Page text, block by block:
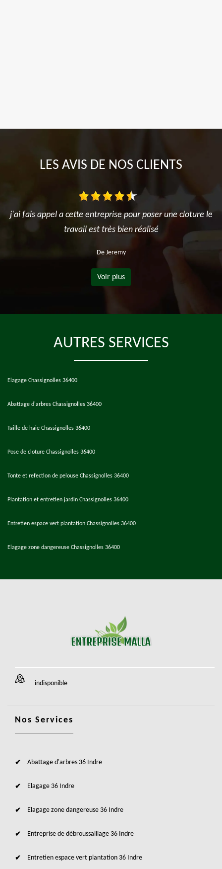
LES AVIS DE NOS CLIENTS
j'ai fais appel a cette entreprise pour poser une cloture le
travail est très bien réalisé
De Jeremy
Voir plus
AUTRES SERVICES
Elagage Chassignolles 36400
Abattage d'arbres Chassignolles 36400
Taille de haie Chassignolles 36400
Pose de cloture Chassignolles 36400
Tonte et refection de pelouse Chassignolles 36400
Plantation et entretien jardin Chassignolles 36400
Entretien espace vert plantation Chassignolles 36400
Elagage zone dangereuse Chassignolles 36400
indisponible
Nos Services
Abattage d'arbres 36 Indre
Elagage 36 Indre
Elagage zone dangereuse 36 Indre
Entreprise de débroussaillage 36 Indre
Entretien espace vert plantation 36 Indre